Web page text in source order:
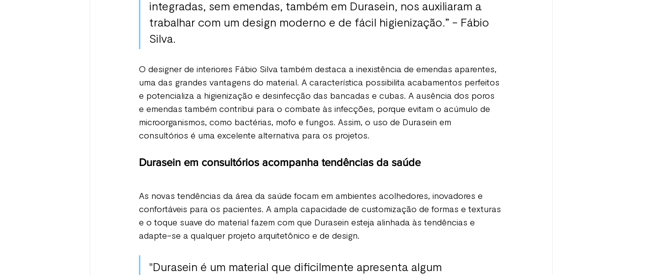
integradas, sem emendas, também em Durasein, nos auxiliaram a
trabalhar com um design moderno e de fácil higienização.” - Fábio
Silva.
O designer de interiores Fábio Silva também destaca a inexistência de emendas aparentes,
uma das grandes vantagens do material. A característica possibilita acabamentos perfeitos
e potencializa a higienização e desinfecção das bancadas e cubas. A ausência dos poros
e emendas também contribui para o combate às infecções, porque evitam o acúmulo de
microorganismos, como bactérias, mofo e fungos. Assim, o uso de Durasein em
consultórios é uma excelente alternativa para os projetos.
Durasein em consultórios acompanha tendências da saúde
As novas tendências da área da saúde focam em ambientes acolhedores, inovadores e
confortáveis para os pacientes. A ampla capacidade de customização de formas e texturas
e o toque suave do material fazem com que Durasein esteja alinhada às tendências e
adapte-se a qualquer projeto arquitetônico e de design.
"Durasein é um material que dificilmente apresenta algum